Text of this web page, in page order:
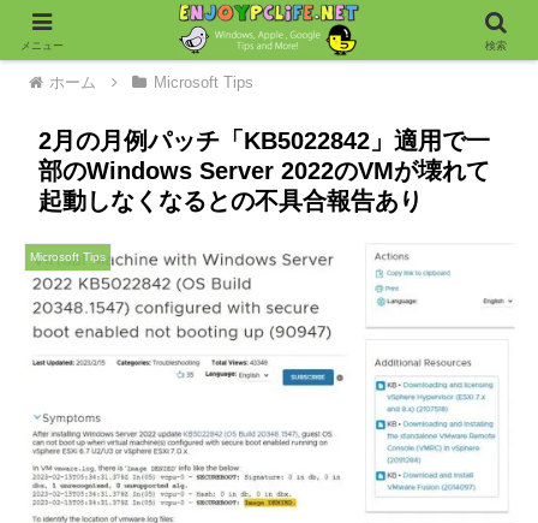
ホーム Microsoft Tips
2月の月例パッチ「KB5022842」適用で一
部のWindows Server 2022のVMが壊れて
起動しなくなるとの不具合報告あり
Microsoft Tips
メニュー 検索